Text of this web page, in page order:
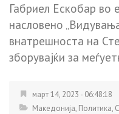
Габриел Ескобар во
насловено
внатрешноста на
зборувајќи за
март 14, 2023 - 06:48:18
Македонија, Политика,